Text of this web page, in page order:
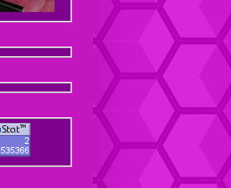
Jantan
Cewek